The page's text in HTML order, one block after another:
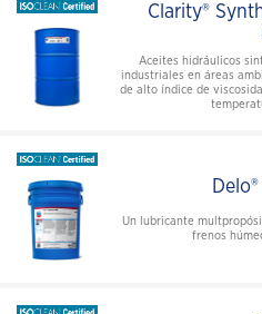
Clarity®
Aceites hidráulicos
industriales en áreas
de alto índice de
Un lubricante
frenos